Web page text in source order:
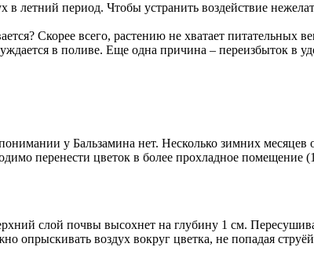
период. Чтобы устранить воздействие
Скорее всего, растению не хватает питательных
в поливе. Еще одна причина – переизбыток в
у Бальзамина нет. Несколько зимних
перенести цветок в более прохладное помещение
слой почвы высохнет на глубину 1 см.
опрыскивать воздух вокруг цветка, не попадая